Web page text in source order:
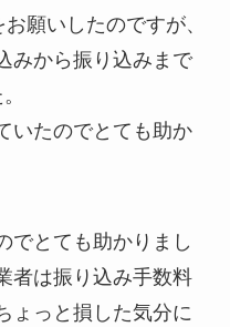
願いしたのですが、
みから振り込みまで
いたのでとても助か
でとても助かりまし
者は振り込み手数料
ょっと損した気分に